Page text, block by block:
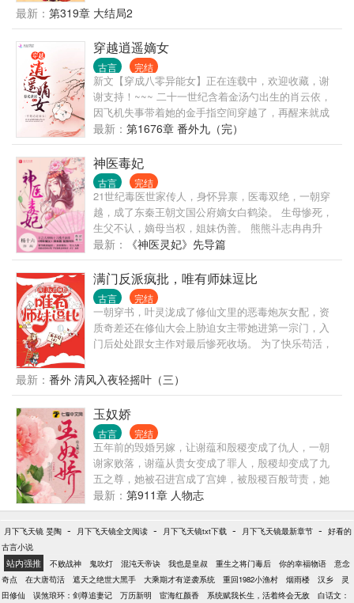
儿。 小姑子娇滴滴，只会嘤嘤！ 年幼小叔子只有三岁
半，嗷嗷待哺。 夫君最惨了，双腿被算计打残。 跟着
极品的老夫人和二叔，三叔一家一起被流放，这不是
要被欺负死？ 眼看天眼亡我夫家，沐绵绵不干了！ 转
身搬空敌人的国库，流放路上越走越荒凉，不慌，她
空间有物资。 到了南荒，寸草不生之地，没有活路只
能饿死。 不慌，她有改造土质技术，将荒凉之地变成
乐园。 多年后，夜王总算沉冤得雪准备回京。 “抱
歉，王爷当初我们没有正式拜堂，说好了只是假夫妻
夜王，转眼就变成小奶狗，半夜钻进她的被窝，抱着
她哭唧唧：“绵绵，你不走，我也不走。”
最新： 第319章 大结局2
穿越逍遥嫡女
古言 完结
新文【穿成八零异能女】正在连载中，欢迎收藏，谢
谢支持！~~~ 二十一世纪含着金汤勺出生的肖云依，
因飞机失事带着她的金手指空间穿越了，再醒来就成
了架空世界龙腾国淮阳侯府二房嫡女展云依。 因三年
前父亲带着弟弟出去办事，回府途中因管闲事把仅七
岁的嫡子丢失，从此夫妻成陌路。 母亲终是油尽灯
枯，在生命的最后为女儿拼尽全力安排后路，然亲爹
无颜面对嫡女，干脆不管不问。 大房伯娘母女除了算
计她已定婚未婚夫也就算了，还想跟二房姨娘合伙算
计她母亲的嫁妆，真是‘是可忍孰不可忍’既然你们都想
要，就让你们‘如愿以偿’好了。 可慢慢发现事情并不是
那么简单，看云依如何在这架空世界找回丢失的弟
弟，培养成人中龙凤，帮着原主和母亲报仇雪恨。 身
后传说中铁血冷面神‘战王’之称的睿王爷默默相护，看
云依如何逍遥生活这一世。
最新： 第1676章 番外九（完）
神医毒妃
古言 完结
21世纪毒医世家传人，身怀异禀，医毒双绝，一朝穿
越，成了东秦王朝文国公府嫡女白鹤染。 生母惨死，
生父不认，嫡母当权，姐妹伪善。 熊熊斗志冉冉升
起，这一世，她要换一种活法。 欺我者，打！ 辱我
者，杀！ 逼死我母？血债血偿！ 阴谋算计？不死不
休！ 面对不要脸的所谓亲人，她一笑森然：欲毁我
者，满门皆诛！ 然而，在这条戾气正浓的路上，偶尔
也会出现偏差。 她杀人放火，他火上浇油。 她打家劫
舍，他磨刀霍霍。 某皇子：小染染，你这是要拽本王
去哪里？如果是去榻上，那不用拽，本王自己来……
最新： 《神医灵妃》先导篇
满门反派疯批，唯有师妹逗比
古言 完结
一朝穿书，叶灵泷成了修仙文里的恶毒炮灰女配，资
质奇差还在修仙大会上胁迫女主带她进第一宗门，入
门后处处跟女主作对最后惨死收场。 为了快乐苟活，
门派，这恶毒女配她不当了！鬼才衬托女主，她要独
自美丽。 本以为进个最差宗门能吃喝玩乐苟日子当咸
鱼，谁知这最差的宗门里全员都是疯批反派，随时走
在黑化边缘，准备给女主挨个送头。 啊这…她们门派
要是马上要团灭了吗？不慌，这题她会。 大师兄满门
被灭后复仇杀穿整个修真界最终被女主打败？小师
妹：师兄我知道她什么修为什么功法多少秘宝，快，
卷起来！咱不能输！ 二师兄身藏妖族血脉隐忍躲藏却
被人发现群起而诛之？小师妹：躲什么？牛逼血脉两
界通杀，去征服两界奉你为主啊！我知道两界传送门
在哪！ 三师兄金丹破碎经脉全废走火入魔后成为联手
塑经脉，稳住，这波团战我们能赢！ 四师兄苦恋女主
爱而不得为情所伤最后黑化被男主所杀？小师妹：你
这样不行，舔狗一号送法宝，舔狗二号签契约，你这
最新： 番外 清风入夜轻摇叶（三）
玉奴娇
古言 完结
五年前的毁婚另嫁，让谢蕴和殷稷变成了仇人，一朝
谢家败落，谢蕴从贵女变成了罪人，殷稷却变成了九
五之尊，她被召进宫成了宫婢，被殷稷百般苛责，她
都一一忍下。 可萧宝宝的出现却让她的隐忍变成了笑
话，而对殷稷的真心也在殷稷的一次次偏颇中被消
磨，最终的一次误会，彻底磨灭了她的希望，任由自
自己有多重要。
最新： 第911章 人物志
月下飞天镜 旻陶 - 月下飞天镜全文阅读 - 月下飞天镜txt下载 - 月下飞天镜最新章节 - 好看的
古言小说
站内强推 不败战神 鬼吹灯 混沌天帝诀 我也是皇叔 重生之将门毒后 你的幸福物语
意念
奇点
在大唐苟活 遮天之绝世大黑手 大乘期才有逆袭系统 重回1982小渔村 烟雨楼 汉乡
灵
田修仙
误煞琅环：剑尊追妻记 万历新明 宦海红颜香 系统赋我长生，活着终会无敌
白话文：